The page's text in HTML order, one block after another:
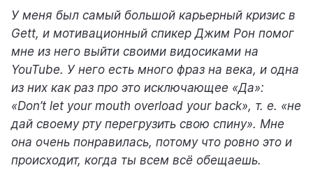
У меня был самый большой карьерный кризис в
Gett, и мотивационный спикер Джим Рон помог
мне из него выйти своими видосиками на
YouTube. У него есть много фраз на века, и одна
из них как раз про это исключающее «Да»:
«Don’t let your mouth overload your back», т. е. «не
дай своему рту перегрузить свою спину». Мне
она очень понравилась, потому что ровно это и
происходит, когда ты всем всё обещаешь.